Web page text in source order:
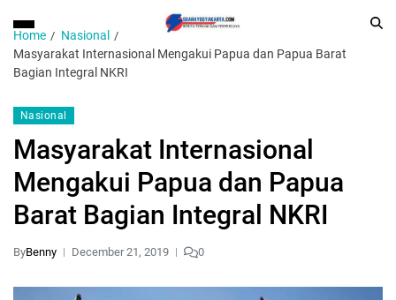
Home
Nasional
Masyarakat Internasional Mengakui Papua dan Papua Barat
Bagian Integral NKRI
Nasional
Masyarakat Internasional
Mengakui Papua dan Papua
Barat Bagian Integral NKRI
ByBenny December 21, 2019 0